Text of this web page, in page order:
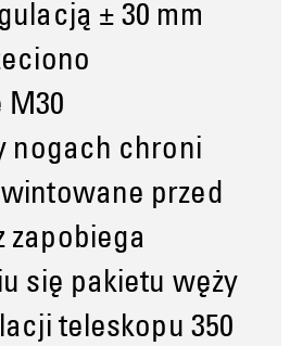
± 30 mm
nogach chroni
przed
zapobiega
się pakietu węży
teleskopu 350